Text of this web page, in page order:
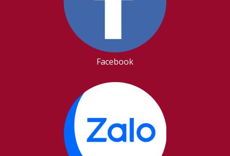
Facebook